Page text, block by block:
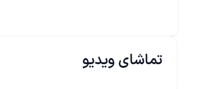
تماشای ویدیو